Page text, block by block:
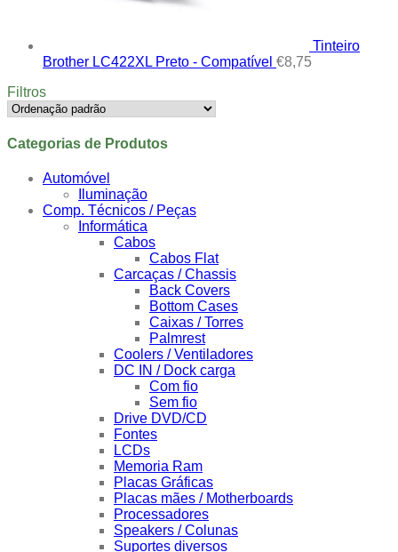
Tinteiro
Brother LC422XL Preto - Compatível €8,75
Filtros
Categorias de Produtos
Automóvel
Iluminação
Comp. Técnicos / Peças
Informática
Cabos
Cabos Flat
Carcaças / Chassis
Back Covers
Bottom Cases
Caixas / Torres
Palmrest
Coolers / Ventiladores
DC IN / Dock carga
Com fio
Sem fio
Drive DVD/CD
Fontes
LCDs
Memoria Ram
Placas Gráficas
Placas mães / Motherboards
Processadores
Speakers / Colunas
Suportes diversos